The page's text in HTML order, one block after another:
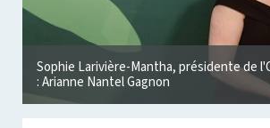
Sophie Larivière-Mantha, présidente de
: Arianne Nantel Gagnon